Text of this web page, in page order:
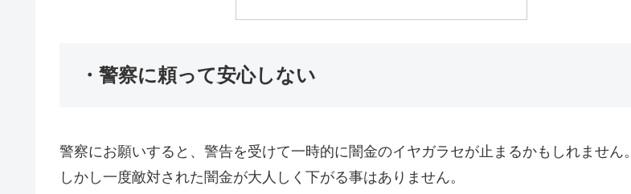
・警察に頼って安心しない
警察にお願いすると、警告を受けて一時的に闇金のイヤガラセが止まるかもしれません。
しかし一度敵対された闇金が大人しく下がる事はありません。